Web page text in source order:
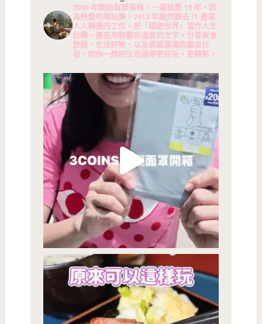
2006 年開始寫部落格，一寫就是 19 年。因
為熱愛吃喝玩樂，2012 年毅然辭去 IT 產業
人人稱羨的工作，把「環遊世界」當作人生
目標。擅長用輕鬆有溫度的文字，分享美食
旅遊、生活好物，以及質感滿滿的飯店住
宿，陪你一起把生活過得更好玩、更精彩。